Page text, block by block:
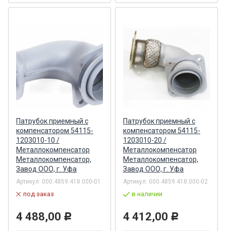
Патрубок приемный с
компенсатором 54115-
1203010-10 /
Металлокомпенсатор
Металлокомпенсатор,
Завод ООО, г. Уфа
Артикул: 000.4859.418.000-01
под заказ
4 488,00 Р
Патрубок приемный с
компенсатором 54115-
1203010-20 /
Металлокомпенсатор
Металлокомпенсатор,
Завод ООО, г. Уфа
Артикул: 000.4859.418.000-02
в наличии
4 412,00 Р